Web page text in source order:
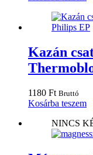
Kazán
1180 Ft Bruttó
Kosárba teszem
NINCS